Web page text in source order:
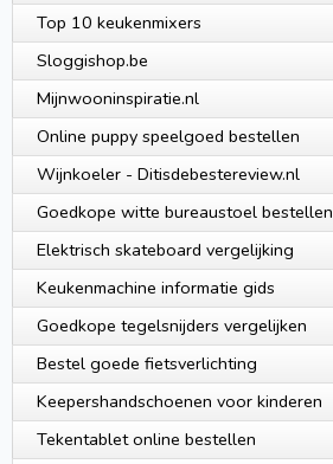
Top 10 keukenmixers
Sloggishop.be
Mijnwooninspiratie.nl
Online puppy speelgoed bestellen
Wijnkoeler - Ditisdebestereview.nl
Goedkope witte bureaustoel bestellen
Elektrisch skateboard vergelijking
Keukenmachine informatie gids
Goedkope tegelsnijders vergelijken
Bestel goede fietsverlichting
Keepershandschoenen voor kinderen
Tekentablet online bestellen